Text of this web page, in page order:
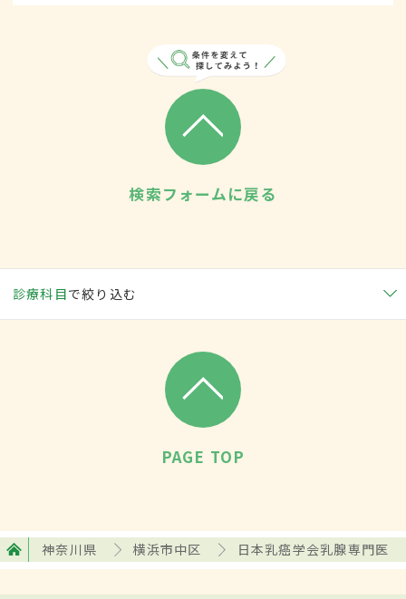
検索フォームに戻る
診療科目で絞り込む
PAGE TOP
神奈川県 横浜市中区 日本乳癌学会乳腺専門医